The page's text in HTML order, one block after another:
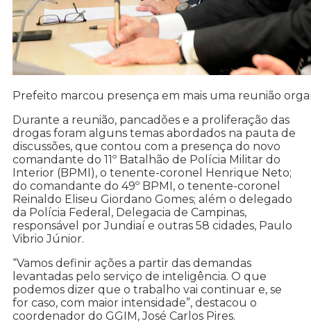
Prefeito marcou presença em mais uma reunião
Durante a reunião, pancadões e a proliferação das
drogas foram alguns temas abordados na pauta de
discussões, que contou com a presença do novo
comandante do 11º Batalhão de Polícia Militar do
Interior (BPMI), o tenente-coronel Henrique Neto;
do comandante do 49º BPMI, o tenente-coronel
Reinaldo Eliseu Giordano Gomes; além o delegado
da Polícia Federal, Delegacia de Campinas,
responsável por Jundiaí e outras 58 cidades, Paulo
Vibrio Júnior.
“Vamos definir ações a partir das demandas
levantadas pelo serviço de inteligência. O que
podemos dizer que o trabalho vai continuar e, se
for caso, com maior intensidade”, destacou o
coordenador do GGIM, José Carlos Pires.